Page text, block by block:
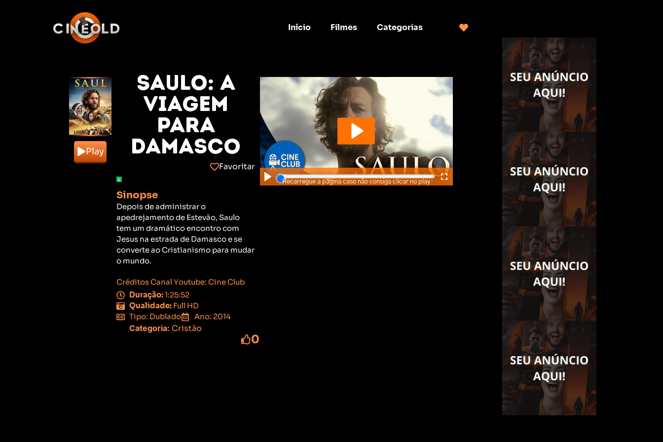
Início Filmes Categorias
Play
Saulo: A
Viagem
para
Damasco
Favoritar
Sinopse
Depois de administrar o
apedrejamento de Estevão, Saulo
tem um dramático encontro com
Jesus na estrada de Damasco e se
converte ao Cristianismo para mudar
o mundo.
Créditos Canal Youtube: Cine Club
Duração:1:25:52
Qualidade: Full HD
Tipo: Dublado
Ano: 2014
Categoria: Cristão
0
Recarregue a página caso não consiga clicar no play